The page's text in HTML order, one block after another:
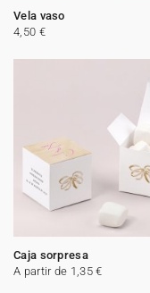
Vela vaso
4,50 €
Caja sorpresa
A partir de 1,35 €